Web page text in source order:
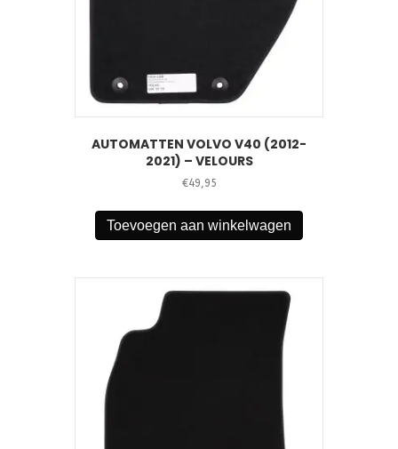
AUTOMATTEN VOLVO V40 (2012-
2021) – VELOURS
€49,95
Toevoegen aan winkelwagen